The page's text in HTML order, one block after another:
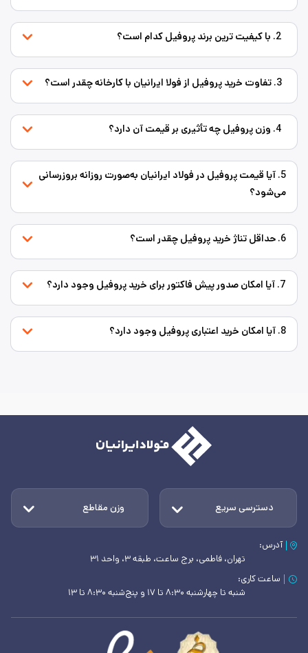
5. آیا قیمت پروفیل در فولاد ایرانیان به‌صورت روزانه بروزرسانی
می‌شود؟
6. حداقل تناژ خرید پروفیل چقدر است؟
7. آیا امکان صدور پیش فاکتور برای خرید پروفیل وجود دارد؟
8. آیا امکان خرید اعتباری پروفیل وجود دارد؟
دسترسی سریع وزن مقاطع
آدرس:
تهران، فاطمی، برج ساعت، طبقه ۳، واحد ۳۱
ساعت کاری:
شنبه تا چهارشنبه ۸:۳۰ تا ۱۷ و پنج‌شنبه ۸:۳۰ تا ۱۳